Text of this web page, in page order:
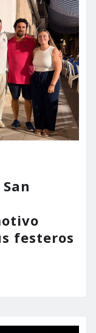
festeros